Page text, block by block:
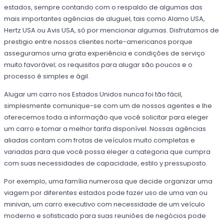
estados, sempre contando com o respaldo de algumas das
mais importantes agências de aluguel, tais como Alamo USA,
Hertz USA ou Avis USA, só por mencionar algumas. Disfrutamos de
prestigio entre nossos clientes norte-americanos porque
asseguramos uma grata experiência e condições de serviço
muito favorável; os requisitos para alugar são poucos e o
processo é simples e ágil.
Alugar um carro nos Estados Unidos nunca foi tão fácil,
simplesmente comunique-se com um de nossos agentes e lhe
oferecemos toda a informação que você solicitar para eleger
um carro e tomar a melhor tarifa disponível. Nossas agências
aliadas contam com frotas de veículos muito completas e
variadas para que você possa eleger a categoria que cumpra
com suas necessidades de capacidade, estilo y pressuposto.
Por exemplo, uma família numerosa que decide organizar uma
viagem por diferentes estados pode fazer uso de uma van ou
minivan, um carro executivo com necessidade de um veículo
moderno e sofisticado para suas reuniões de negócios pode